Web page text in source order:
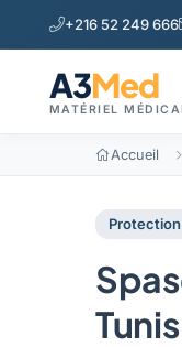
+216 52 249 666
A3Med
MATÉRIEL
Accueil
Protection
Tunis